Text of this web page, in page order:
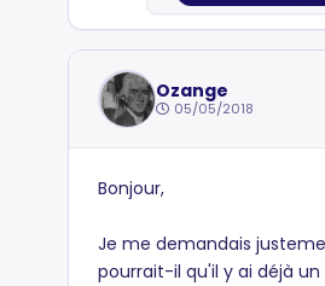
Ozange
05/05/2018
Bonjour,
Je me demandais
pourrait-il qu'il y ai déjà